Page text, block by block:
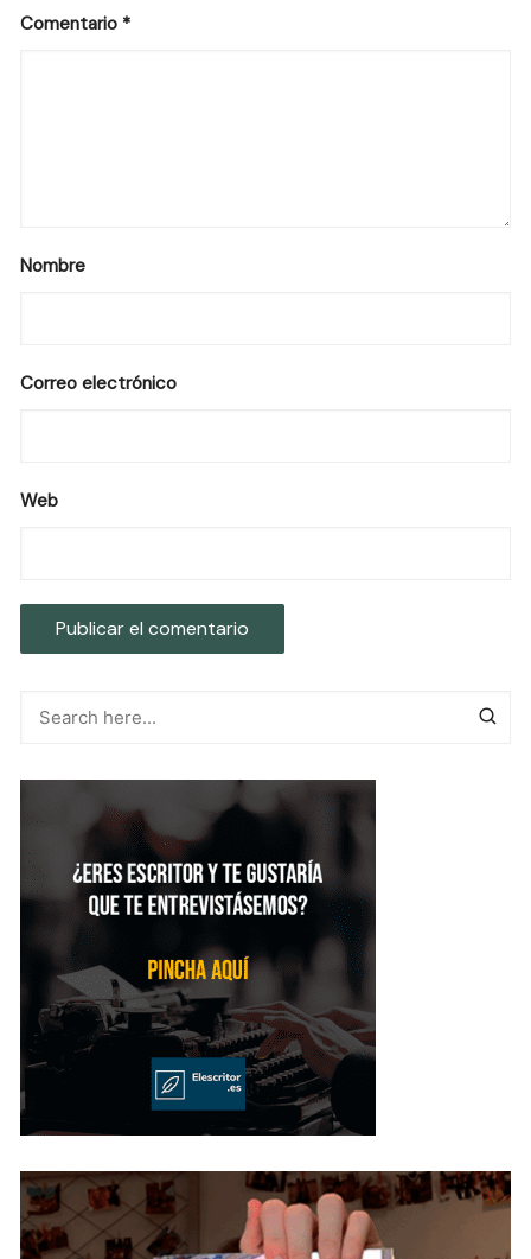
Comentario *
Nombre
Correo electrónico
Web